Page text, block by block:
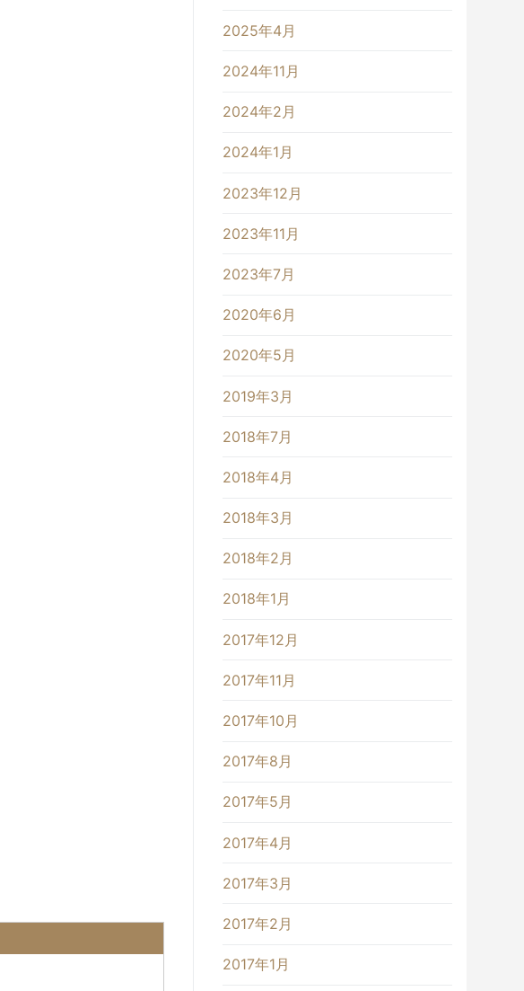
2025年4月
2024年11月
2024年2月
2024年1月
2023年12月
2023年11月
2023年7月
2020年6月
2020年5月
2019年3月
2018年7月
2018年4月
2018年3月
2018年2月
2018年1月
2017年12月
2017年11月
2017年10月
2017年8月
2017年5月
2017年4月
2017年3月
2017年2月
2017年1月